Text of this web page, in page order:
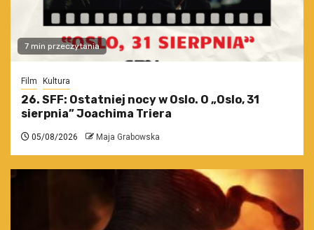
7 min przeczytania
Film Kultura
26. SFF: Ostatniej nocy w Oslo. O „Oslo, 31
sierpnia” Joachima Triera
05/08/2026 Maja Grabowska